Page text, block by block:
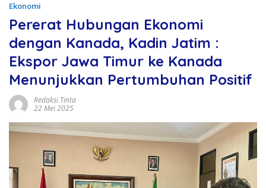
Ekonomi
Pererat Hubungan Ekonomi
dengan Kanada, Kadin Jatim :
Ekspor Jawa Timur ke Kanada
Menunjukkan Pertumbuhan Positif
Redaksi Tinta
22 Mei 2025